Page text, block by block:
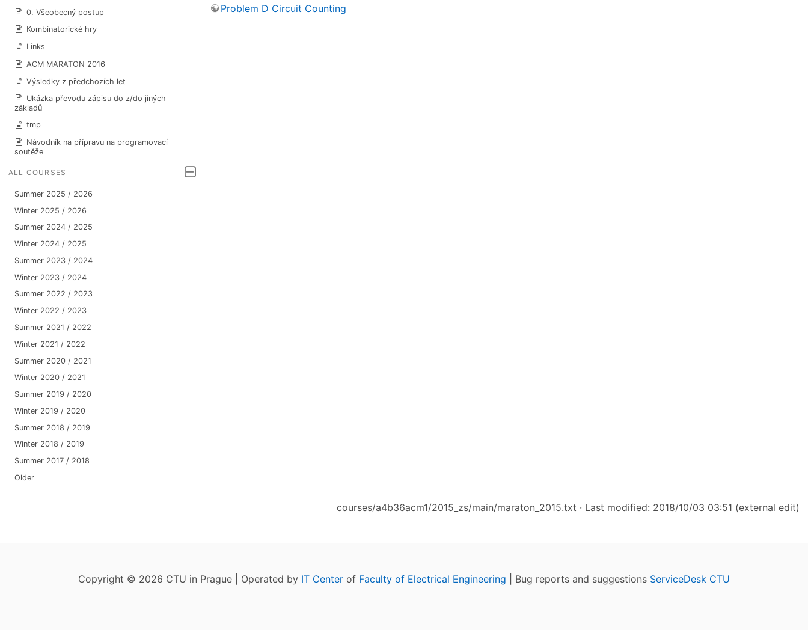
0. Všeobecný postup
Kombinatorické hry
Links
ACM MARATON 2016
Výsledky z předchozích let
Ukázka převodu zápisu do z/do jiných
základů
tmp
Návodník na přípravu na programovací
soutěže
ALL COURSES
Summer 2025 / 2026
Winter 2025 / 2026
Summer 2024 / 2025
Winter 2024 / 2025
Summer 2023 / 2024
Winter 2023 / 2024
Summer 2022 / 2023
Winter 2022 / 2023
Summer 2021 / 2022
Winter 2021 / 2022
Summer 2020 / 2021
Winter 2020 / 2021
Summer 2019 / 2020
Winter 2019 / 2020
Summer 2018 / 2019
Winter 2018 / 2019
Summer 2017 / 2018
Older
Problem D Circuit Counting
courses/a4b36acm1/2015_zs/main/maraton_2015.txt · Last modified: 2018/10/03 03:51 (external edit)
Copyright © 2026 CTU in Prague | Operated by IT Center of Faculty of Electrical Engineering | Bug reports and suggestions ServiceDesk CTU